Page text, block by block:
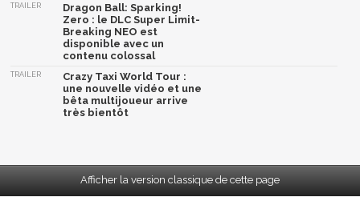
TRAILER
Dragon Ball: Sparking!
Zero : le DLC Super Limit-
Breaking NEO est
disponible avec un
contenu colossal
TRAILER
Crazy Taxi World Tour :
une nouvelle vidéo et une
bêta multijoueur arrive
très bientôt
Afficher la version classique de cette page